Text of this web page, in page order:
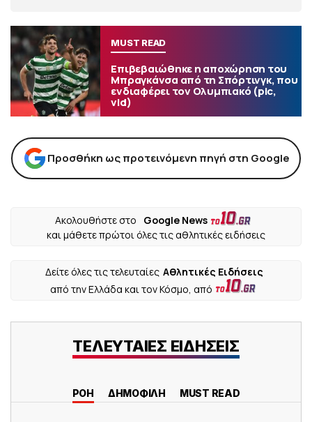
MUST READ
Επιβεβαιώθηκε η αποχώρηση του
Μπραγκάνσα από τη Σπόρτινγκ, που
ενδιαφέρει τον Ολυμπιακό (pic,
vid)
Προσθήκη ως προτεινόμενη πηγή στη Google
Ακολουθήστε στο
Google News
και μάθετε πρώτοι όλες τις αθλητικές ειδήσεις
Δείτε όλες τις τελευταίες Αθλητικές Ειδήσεις
από την Ελλάδα και τον Κόσμο, από
ΤΕΛΕΥΤΑΙΕΣ ΕΙΔΗΣΕΙΣ
ΡΟΗ ΔΗΜΟΦΙΛΗ MUST READ